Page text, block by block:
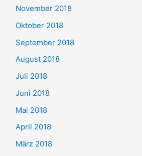
November 2018
Oktober 2018
September 2018
August 2018
Juli 2018
Juni 2018
Mai 2018
April 2018
März 2018